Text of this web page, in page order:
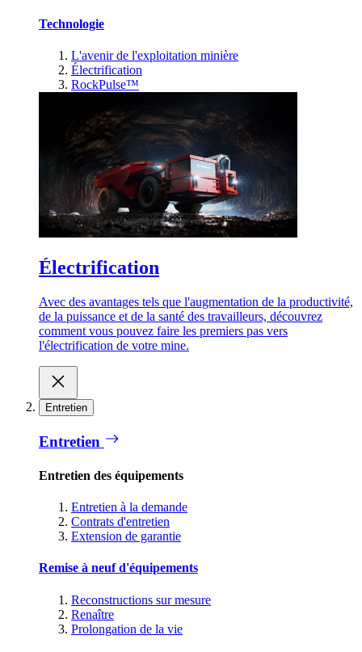
Technologie
L'avenir de l'exploitation minière
Électrification
RockPulse™
Électrification
Avec des avantages tels que l'augmentation de la productivité,
de la puissance et de la santé des travailleurs, découvrez
comment vous pouvez faire les premiers pas vers
l'électrification de votre mine.
Entretien
Entretien
Entretien des équipements
Entretien à la demande
Contrats d'entretien
Extension de garantie
Remise à neuf d'équipements
Reconstructions sur mesure
Renaître
Prolongation de la vie